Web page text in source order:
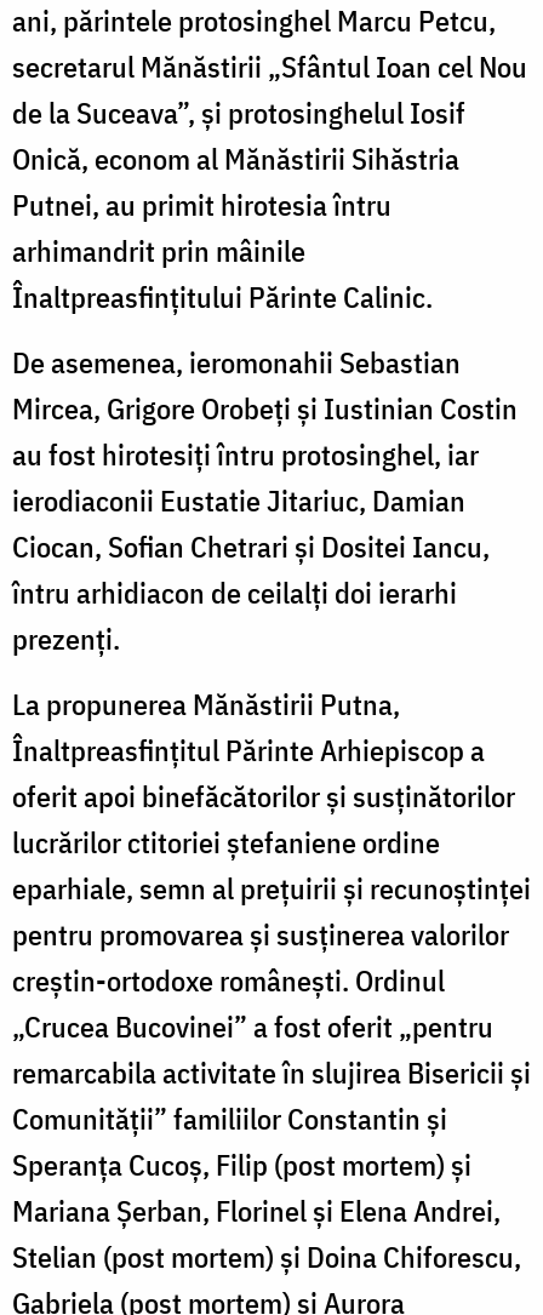
ani, părintele protosinghel Marcu Petcu,
secretarul Mănăstirii „Sfântul Ioan cel Nou
de la Suceava”, și protosinghelul Iosif
Onică, econom al Mănăstirii Sihăstria
Putnei, au primit hirotesia întru
arhimandrit prin mâinile
Înaltpreasfințitului Părinte Calinic.
De asemenea, ieromonahii Sebastian
Mircea, Grigore Orobeți și Iustinian Costin
au fost hirotesiți întru protosinghel, iar
ierodiaconii Eustatie Jitariuc, Damian
Ciocan, Sofian Chetrari și Dositei Iancu,
întru arhidiacon de ceilalți doi ierarhi
prezenți.
La propunerea Mănăstirii Putna,
Înaltpreasfințitul Părinte Arhiepiscop a
oferit apoi binefăcătorilor și susținătorilor
lucrărilor ctitoriei ștefaniene ordine
eparhiale, semn al prețuirii și recunoștinței
pentru promovarea și susținerea valorilor
creștin-ortodoxe românești. Ordinul
„Crucea Bucovinei” a fost oferit „pentru
remarcabila activitate în slujirea Bisericii și
Comunității” familiilor Constantin și
Speranța Cucoș, Filip (post mortem) și
Mariana Șerban, Florinel și Elena Andrei,
Stelian (post mortem) și Doina Chiforescu,
Gabriela (post mortem) și Aurora